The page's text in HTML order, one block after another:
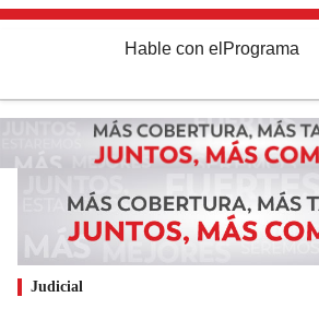
Hable con el Programa
Judicial